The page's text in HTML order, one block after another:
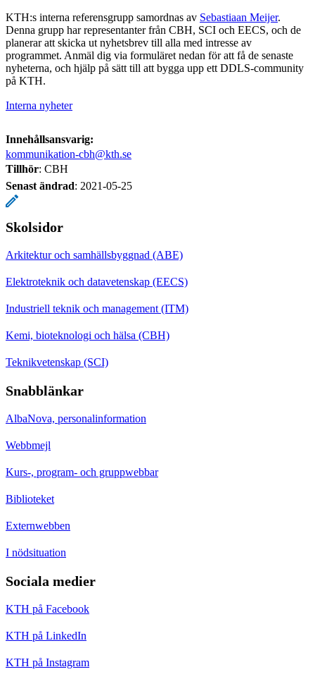
KTH:s interna referensgrupp samordnas av Sebastiaan Meijer.
Denna grupp har representanter från CBH, SCI och EECS, och de
planerar att skicka ut nyhetsbrev till alla med intresse av
programmet. Anmäl dig via formuläret nedan för att få de senaste
nyheterna, och hjälp på sätt till att bygga upp ett DDLS-community
på KTH.
Interna nyheter
Innehållsansvarig:
kommunikation-cbh@kth.se
Tillhör: CBH
Senast ändrad: 2021-05-25
Skolsidor
Arkitektur och samhällsbyggnad (ABE)
Elektroteknik och datavetenskap (EECS)
Industriell teknik och management (ITM)
Kemi, bioteknologi och hälsa (CBH)
Teknikvetenskap (SCI)
Snabblänkar
AlbaNova, personalinformation
Webbmejl
Kurs-, program- och gruppwebbar
Biblioteket
Externwebben
I nödsituation
Sociala medier
KTH på Facebook
KTH på LinkedIn
KTH på Instagram